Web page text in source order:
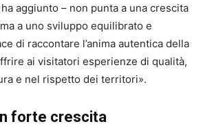
aggiunto – non punta a una crescita
a uno sviluppo equilibrato e
di raccontare l’anima autentica della
ai visitatori esperienze di qualità,
e nel rispetto dei territori».
forte crescita